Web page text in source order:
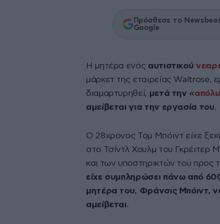
Πρόσθεσε το
Google
Η μητέρα ενός αυτιστικού
μάρκετ της εταιρείας Waitrose,
διαμαρτυρηθεί, μετά την «
αμείβεται για την εργασία του.
Ο 28χρονος Τομ Μπόιντ είχε
στο Τσίντλ Χουλμ του Γκρέιτερ
και των υποστηρικτών του προς
είχε συμπληρώσει πάνω από
μητέρα του, Φράνσις Μπόιντ,
αμείβεται.